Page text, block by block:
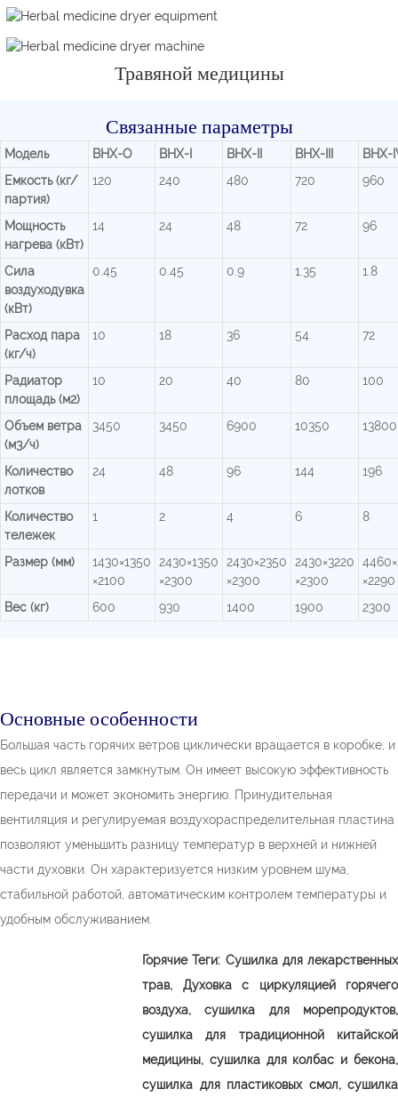
Травяной медицины
Связанные параметры
Модель BHX-O BHX-I BHX-II BHX-III
BHX-
Емкость (кг/
партия)
120 240 480 720 960
Мощность
нагрева (кВт)
14 24 48 72 96
Сила
воздуходувка
(кВт)
0.45 0.45 0.9 1.35 1.8
Расход пара
(кг/ч)
10 18 36 54 72
Радиатор
площадь (м2)
10 20 40 80 100
Объем ветра
(м3/ч)
3450 3450 6900 10350 13800
Количество
лотков
24 48 96 144 196
Количество
тележек
1 2 4 6 8
Размер (мм)
1430×1350
×2100
2430×1350
×2300
2430×2350
×2300
2430×3220
×2300
×2290
Вес (кг)
600 930 1400 1900 2300
Основные особенности
Большая часть горячих ветров циклически вращается в коробке, и
весь цикл является замкнутым. Он имеет высокую эффективность
передачи и может экономить энергию. Принудительная
вентиляция и регулируемая воздухораспределительная пластина
позволяют уменьшить разницу температур в верхней и нижней
части духовки. Он характеризуется низким уровнем шума,
стабильной работой, автоматическим контролем температуры и
удобным обслуживанием.
Горячие Теги: Сушилка для лекарственных
трав, Духовка с циркуляцией горячего
воздуха, сушилка для морепродуктов,
сушилка для традиционной китайской
медицины, сушилка для колбас и бекона,
сушилка для пластиковых смол, сушилка